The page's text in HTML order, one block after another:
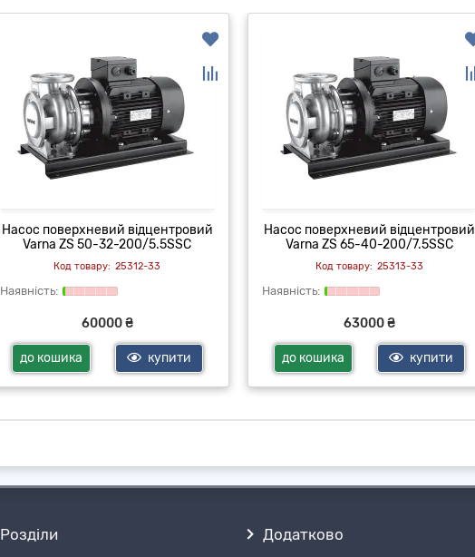
Насос поверхневий відцентровий
Varna ZS 50-32-200/5.5SSC
25312-33
60000 ₴
до кошика купити
Насос поверхневий відцентровий
Varna ZS 65-40-200/7.5SSC
25313-33
63000 ₴
до кошика купити
Розділи Додатково